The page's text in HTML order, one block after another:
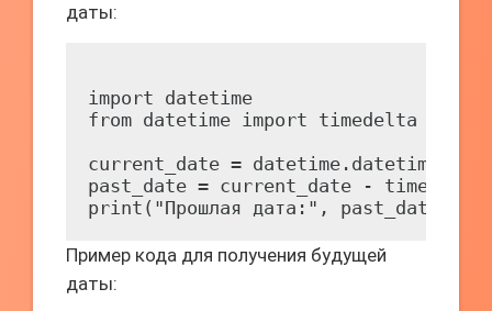
даты:
import datetime
from datetime import timedelta
current_date =
past_date = current_date -
Пример кода для получения будущей
даты: